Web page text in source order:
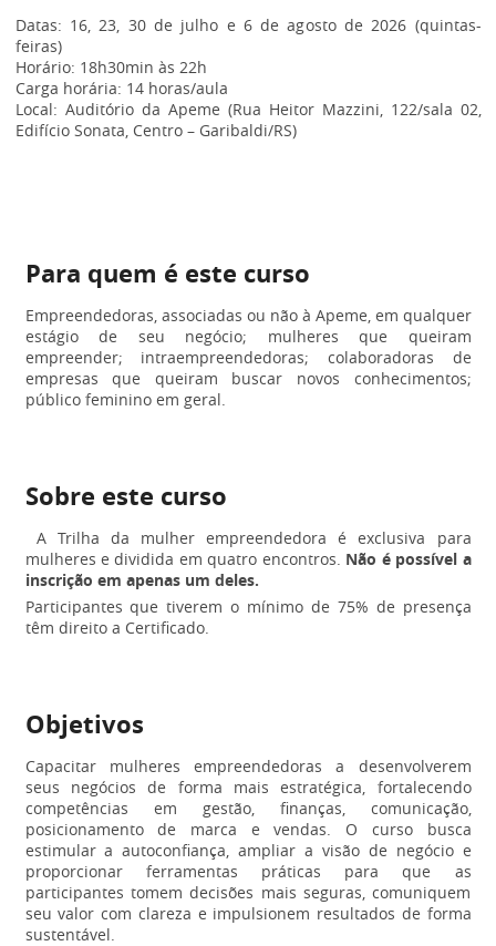
Datas: 16, 23, 30 de julho e 6 de agosto de 2026 (quintas-
feiras)
Horário: 18h30min às 22h
Carga horária: 14 horas/aula
Local: Auditório da Apeme (Rua Heitor Mazzini, 122/sala 02,
Edifício Sonata, Centro – Garibaldi/RS)
Para quem é este curso
Empreendedoras, associadas ou não à Apeme, em qualquer
estágio de seu negócio; mulheres que queiram
empreender; intraempreendedoras; colaboradoras de
empresas que queiram buscar novos conhecimentos;
público feminino em geral.
Sobre este curso
A Trilha da mulher empreendedora é exclusiva para
mulheres e dividida em quatro encontros. Não é possível a
inscrição em apenas um deles.
Participantes que tiverem o mínimo de 75% de presença
têm direito a Certificado.
Objetivos
Capacitar mulheres empreendedoras a desenvolverem
seus negócios de forma mais estratégica, fortalecendo
competências em gestão, finanças, comunicação,
posicionamento de marca e vendas. O curso busca
estimular a autoconfiança, ampliar a visão de negócio e
proporcionar ferramentas práticas para que as
participantes tomem decisões mais seguras, comuniquem
seu valor com clareza e impulsionem resultados de forma
sustentável.